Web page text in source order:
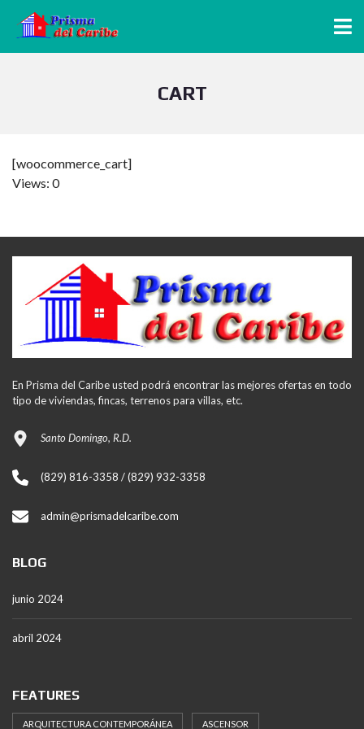
CART
[woocommerce_cart]
Views: 0
En Prisma del Caribe usted podrá encontrar las mejores ofertas en todo
tipo de viviendas, fincas, terrenos para villas, etc.
Santo Domingo, R.D.
(829) 816-3358 / (829) 932-3358
admin@prismadelcaribe.com
BLOG
junio 2024
abril 2024
FEATURES
ARQUITECTURA CONTEMPORÁNEA ASCENSOR